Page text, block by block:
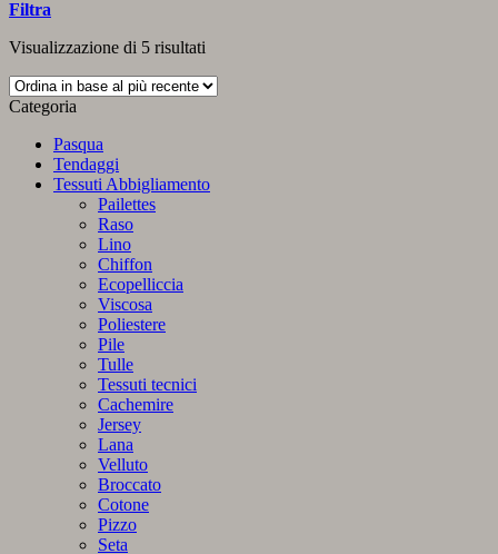
Filtra
Visualizzazione di 5 risultati
base
Categoria
Pasqua
Tendaggi
Tessuti Abbigliamento
Pailettes
Raso
Lino
Chiffon
Ecopelliccia
Viscosa
Poliestere
Pile
Tulle
Tessuti tecnici
Cachemire
Jersey
Lana
Velluto
Broccato
Cotone
Pizzo
Seta